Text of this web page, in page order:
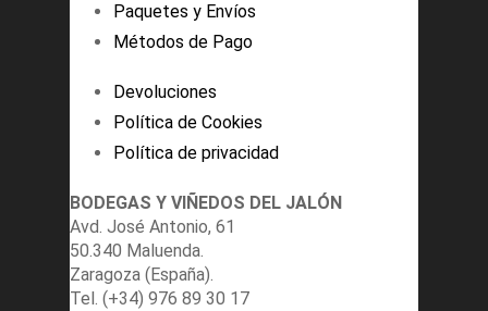
Paquetes y Envíos
Métodos de Pago
Devoluciones
Política de Cookies
Política de privacidad
BODEGAS Y VIÑEDOS DEL JALÓN
Avd. José Antonio, 61
50.340 Maluenda.
Zaragoza (España).
Tel. (+34) 976 89 30 17